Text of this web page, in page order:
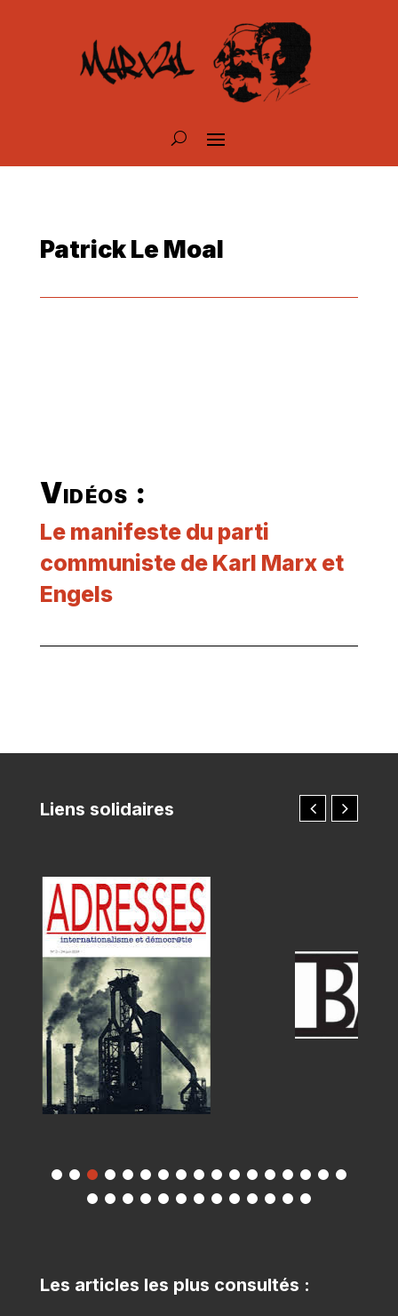
Patrick Le Moal
Vidéos :
Le manifeste du parti
communiste de Karl Marx et
Engels
Liens solidaires
Les articles les plus consultés :